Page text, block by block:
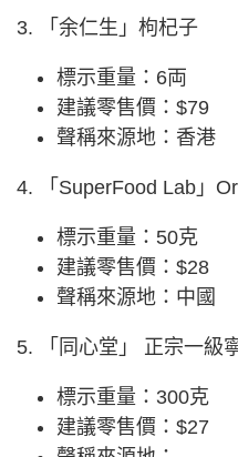
3. 「余仁生」枸杞子
標示重量：6両
建議零售價：$79
聲稱來源地：香港
4. 「SuperFood Lab」
標示重量：50克
建議零售價：$28
聲稱來源地：中國
5. 「同心堂」 正宗一級
標示重量：300克
建議零售價：$27